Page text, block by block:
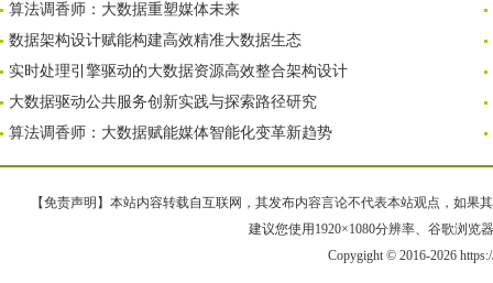
算法调香师：大数据重塑媒体未来
数据架构设计赋能构建高效精准大数据生态
实时处理引擎驱动的大数据资源高效整合架构设计
大数据驱动公共服务创新实践与探索路径研究
算法调香师：大数据赋能媒体智能化变革新趋势
【免责声明】本站内容转载自互联网，其发布内容言论不代表本站观点，如果
建议您使用1920×1080分辨率、谷歌浏览
Copygight © 2016-2026